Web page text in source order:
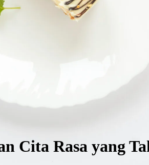
Cita Rasa yang